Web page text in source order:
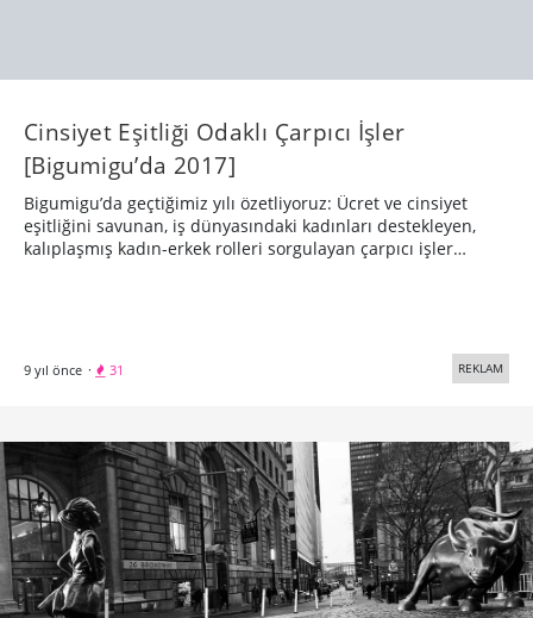
Cinsiyet Eşitliği Odaklı Çarpıcı İşler
[Bigumigu’da 2017]
Bigumigu’da geçtiğimiz yılı özetliyoruz: Ücret ve cinsiyet
eşitliğini savunan, iş dünyasındaki kadınları destekleyen,
kalıplaşmış kadın-erkek rolleri sorgulayan çarpıcı işler…
9 yıl önce · 31 REKLAM